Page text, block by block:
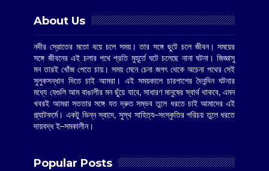
About Us
নদীর স্রোতের মতো বয়ে চলে সময়। তার সঙ্গে ছুটে চলে জীবন। সময়ের
সঙ্গে জীবনের এই চলার পথে প্রতি মুহূর্তে ঘটে চলেছে নানা ঘটনা। জিজ্ঞাসু
মন তারই খোঁজ পেতে চায়। সময় মেনে চেনা জগৎ থেকে অচেনা পথের সেই
সুলুকসন্ধান দিতে চাই আমরা। এই সময়কালে চারপাশের দৈনন্দিন ঘটনার
মধ্যে যেগুলি আম বাঙালীর মন ছুঁয়ে যাবে, সাধারণ মানুষের স্বার্থ থাকবে, এমন
খবরই আমরা সততার সঙ্গে যত দ্রুত সম্ভব তুলে ধরতে চাই আমাদের এই
প্ল্যাটফর্মে। একটু ভিন্ন স্বাদে, সুস্থ সাহিত্য–সংস্কৃতির পরিচয় তুলে ধরতে
দায়বদ্ধ ই–সমকালীন।
Popular Posts